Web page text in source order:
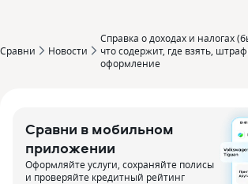
Сравни Новости
Справка о доходах и налогах
что содержит, где взять,
оформление
Сравни в мобильном
приложении
Оформляйте услуги, сохраняйте полисы
и проверяйте кредитный рейтинг